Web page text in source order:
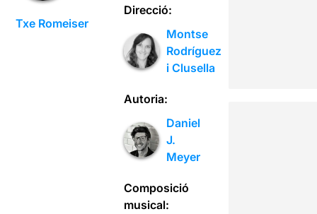
Txe Romeiser
Direcció:
Montse
Rodríguez
i Clusella
Autoria:
Daniel
J.
Meyer
Composició
musical: